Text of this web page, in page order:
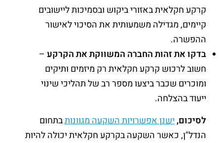
קרקע חקלאית באזורי ביקוש ובסמיכות ליישובים
קיימים, מגדילה משמעותית את הסיכוי לאישור
ההפשרה.
בדקו את זהות החברה המשווקת את הקרקע –
חשוב לרכוש קרקע חקלאית רק מיזמים ותיקים
ומוכרים שכבר ביצעו מספר רב של תהליכי שינוי
ייעוד בהצלחה.
לסיכום,ישנן אפשרויות השקעה מגוונותבתחום
הנדל"ן, כאשר השקעה בקרקע חקלאית יכולה להיות